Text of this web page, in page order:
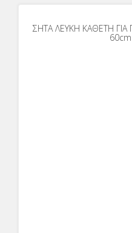
ΣΗΤΑ ΛΕΥΚΗ ΚΑΘΕΤΗ